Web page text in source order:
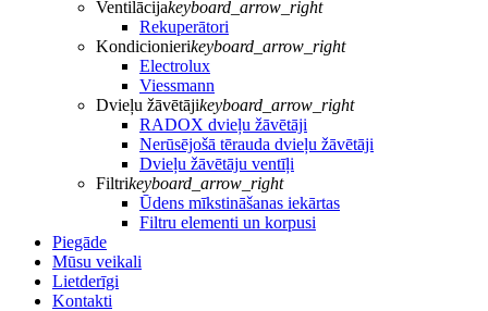
Ventilācijakeyboard_arrow_right
Rekuperātori
Kondicionierikeyboard_arrow_right
Electrolux
Viessmann
Dvieļu žāvētājikeyboard_arrow_right
RADOX dvieļu žāvētāji
Nerūsējošā tērauda dvieļu žāvētāji
Dvieļu žāvētāju ventīļi
Filtrikeyboard_arrow_right
Ūdens mīkstināšanas iekārtas
Filtru elementi un korpusi
Piegāde
Mūsu veikali
Lietderīgi
Kontakti